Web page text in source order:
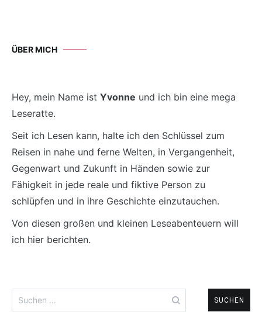
ÜBER MICH
Hey, mein Name ist Yvonne und ich bin eine mega
Leseratte.
Seit ich Lesen kann, halte ich den Schlüssel zum
Reisen in nahe und ferne Welten, in Vergangenheit,
Gegenwart und Zukunft in Händen sowie zur
Fähigkeit in jede reale und fiktive Person zu
schlüpfen und in ihre Geschichte einzutauchen.
Von diesen großen und kleinen Leseabenteuern will
ich hier berichten.
nach: